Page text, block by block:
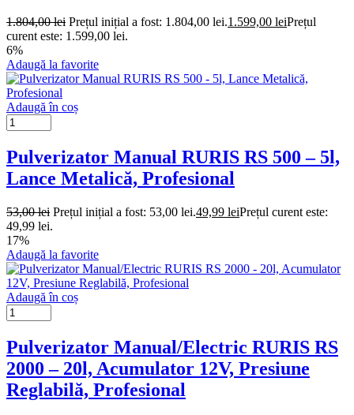
1.804,00lei Prețul inițial a fost: 1.804,00 lei.1.599,00 leiPrețul
curent este: 1.599,00 lei.
6%
Adaugă la favorite
Adaugă în coș
Pulverizator Manual RURIS RS 500 – 5l,
Lance Metalică, Profesional
53,00lei Prețul inițial a fost: 53,00 lei.49,99 leiPrețul curent este:
49,99 lei.
17%
Adaugă la favorite
Adaugă în coș
Pulverizator Manual/Electric RURIS RS
2000 – 20l, Acumulator 12V, Presiune
Reglabilă, Profesional